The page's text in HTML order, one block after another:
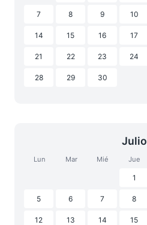
7 8 9 10
14 15 16 17
21 22 23 24
28 29 30
Julio
Lun Mar Mié Jue
1
5 6 7 8
12 13 14 15